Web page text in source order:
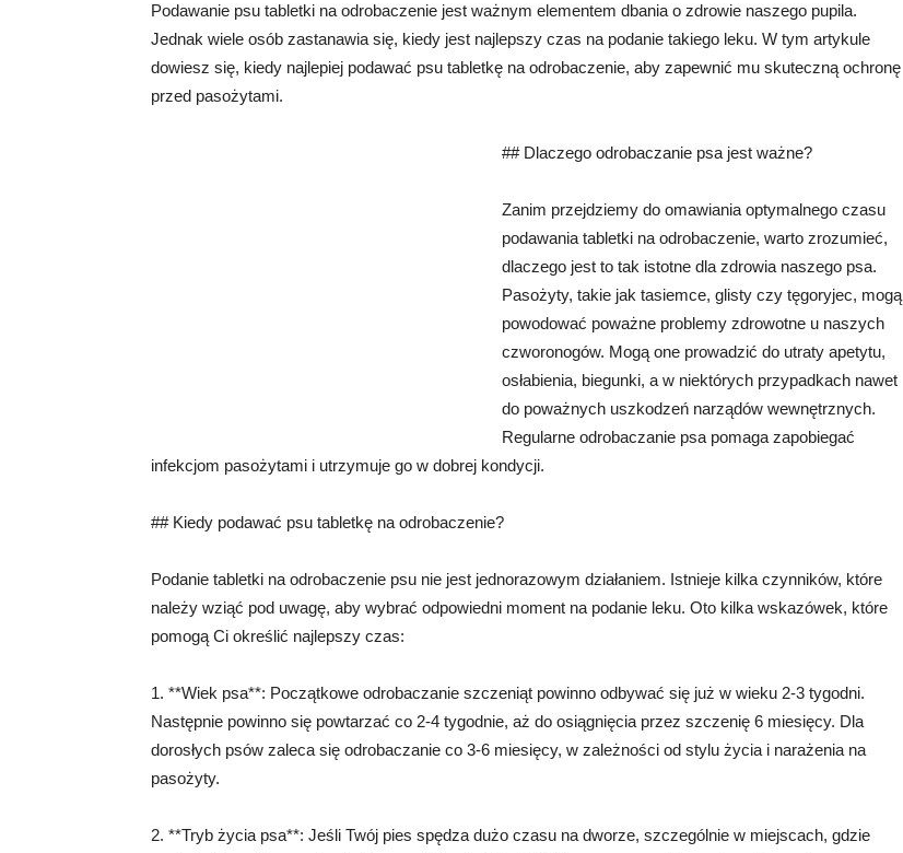
Podawanie psu tabletki na odrobaczenie jest ważnym elementem dbania o zdrowie naszego pupila.
Jednak wiele osób zastanawia się, kiedy jest najlepszy czas na podanie takiego leku. W tym artykule
dowiesz się, kiedy najlepiej podawać psu tabletkę na odrobaczenie, aby zapewnić mu skuteczną ochronę
przed pasożytami.
## Dlaczego odrobaczanie psa jest ważne?
Zanim przejdziemy do omawiania optymalnego czasu
podawania tabletki na odrobaczenie, warto zrozumieć,
dlaczego jest to tak istotne dla zdrowia naszego psa.
Pasożyty, takie jak tasiemce, glisty czy tęgoryjec, mogą
powodować poważne problemy zdrowotne u naszych
czworonogów. Mogą one prowadzić do utraty apetytu,
osłabienia, biegunki, a w niektórych przypadkach nawet
do poważnych uszkodzeń narządów wewnętrznych.
Regularne odrobaczanie psa pomaga zapobiegać
infekcjom pasożytami i utrzymuje go w dobrej kondycji.
## Kiedy podawać psu tabletkę na odrobaczenie?
Podanie tabletki na odrobaczenie psu nie jest jednorazowym działaniem. Istnieje kilka czynników, które
należy wziąć pod uwagę, aby wybrać odpowiedni moment na podanie leku. Oto kilka wskazówek, które
pomogą Ci określić najlepszy czas:
1. **Wiek psa**: Początkowe odrobaczanie szczeniąt powinno odbywać się już w wieku 2-3 tygodni.
Następnie powinno się powtarzać co 2-4 tygodnie, aż do osiągnięcia przez szczenię 6 miesięcy. Dla
dorosłych psów zaleca się odrobaczanie co 3-6 miesięcy, w zależności od stylu życia i narażenia na
pasożyty.
2. **Tryb życia psa**: Jeśli Twój pies spędza dużo czasu na dworze, szczególnie w miejscach, gdzie